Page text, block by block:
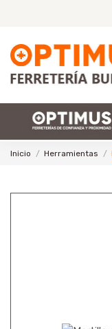
Inicio Herramientas